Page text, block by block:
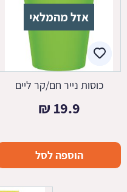
אזל מהמלאי
כוסות נייר חם/קר ליים
19.9
₪
הוספה לסל